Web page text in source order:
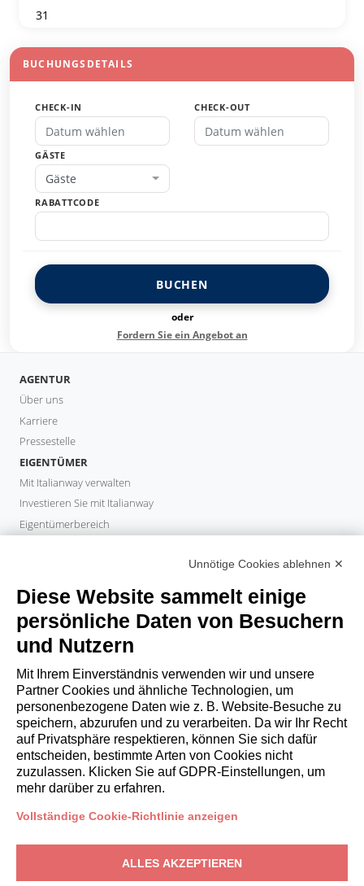
31
BUCHUNGSDETAILS
CHECK-IN CHECK-OUT
GÄSTE
Gäste
RABATTCODE
BUCHEN
oder
Fordern Sie ein Angebot an
AGENTUR
Über uns
Karriere
Pressestelle
EIGENTÜMER
Mit Italianway verwalten
Investieren Sie mit Italianway
Eigentümerbereich
Italianway Academy
GÄSTE
Aufenthalt buchen
Langzeitaufenthalte
Gästeerlebnisse
Rabatte fuer gaeste
Bedingungen für Unternehmen
booking@italianway.house
+390286882952
USt-IdNr.: 08839180968 -PMI Innovativa
Unnötige Cookies ablehnen ✕
Diese Website sammelt einige
persönliche Daten von Besuchern
und Nutzern
Mit Ihrem Einverständnis verwenden wir und unsere
Partner Cookies und ähnliche Technologien, um
personenbezogene Daten wie z. B. Website-Besuche zu
speichern, abzurufen und zu verarbeiten. Da wir Ihr Recht
auf Privatsphäre respektieren, können Sie sich dafür
entscheiden, bestimmte Arten von Cookies nicht
zuzulassen. Klicken Sie auf GDPR-Einstellungen, um
mehr darüber zu erfahren.
Vollständige Cookie-Richtlinie anzeigen
ALLES AKZEPTIEREN